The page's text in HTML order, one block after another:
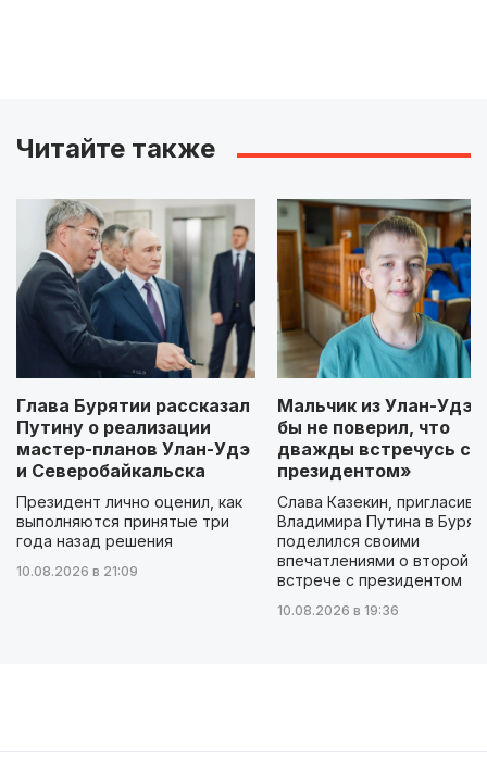
Читайте также
Глава Бурятии рассказал
Путину о реализации
мастер-планов Улан-Удэ
и Северобайкальска
Президент лично оценил, как
выполняются принятые три
года назад решения
10.08.2026 в 21:09
Мальчик из Улан-Удэ:
бы не поверил, что
дважды встречусь с
президентом»
Слава Казекин,
Владимира Путина в
поделился своими
впечатлениями о второй
встрече с президентом
10.08.2026 в 19:36